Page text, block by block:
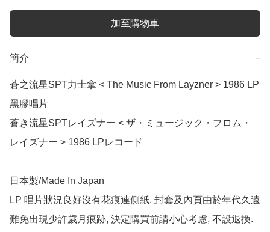
加至購物車
簡介 −
蒼之流星SPT力士拿 < The Music From Layzner > 1986 LP
黑膠唱片
蒼き流星SPTレイズナー < ザ・ミュージック・フロム・
レイズナー > 1986 LPレコード
日本製/Made In Japan
LP 唱片狀況良好沒有花痕連側紙, 封套及內頁由於年代久遠
難免出現少許歲月痕跡, 決定購買前請小心考慮, 不設退換.